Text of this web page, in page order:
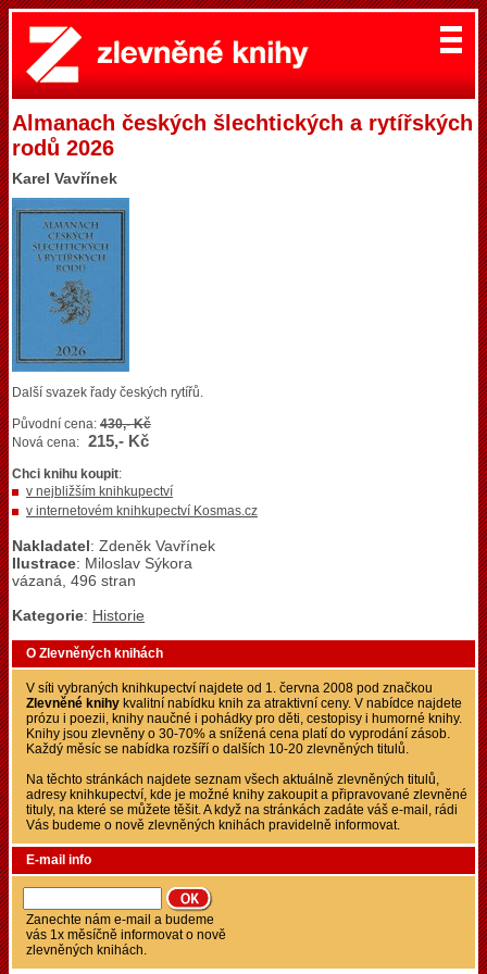
Almanach českých šlechtických a rytířských
rodů 2026
Karel Vavřínek
Další svazek řady českých rytířů.
Původní cena: 430,- Kč
Nová cena: 215,- Kč
Chci knihu koupit:
v nejbližším knihkupectví
v internetovém knihkupectví Kosmas.cz
Nakladatel: Zdeněk Vavřínek
Ilustrace: Miloslav Sýkora
vázaná, 496 stran
Kategorie: Historie
O Zlevněných knihách
V síti vybraných knihkupectví najdete od 1. června 2008 pod značkou
Zlevněné knihy kvalitní nabídku knih za atraktivní ceny. V nabídce najdete
prózu i poezii, knihy naučné i pohádky pro děti, cestopisy i humorné knihy.
Knihy jsou zlevněny o 30-70% a snížená cena platí do vyprodání zásob.
Každý měsíc se nabídka rozšíří o dalších 10-20 zlevněných titulů.
Na těchto stránkách najdete seznam všech aktuálně zlevněných titulů,
adresy knihkupectví, kde je možné knihy zakoupit a připravované zlevněné
tituly, na které se můžete těšit. A když na stránkách zadáte váš e-mail, rádi
Vás budeme o nově zlevněných knihách pravidelně informovat.
E-mail info
Zanechte nám e-mail a budeme
vás 1x měsíčně informovat o nově
zlevněných knihách.